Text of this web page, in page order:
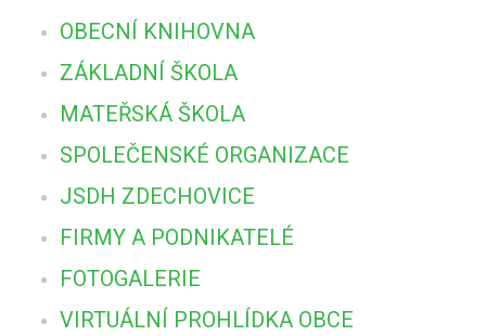
OBECNÍ KNIHOVNA
ZÁKLADNÍ ŠKOLA
MATEŘSKÁ ŠKOLA
SPOLEČENSKÉ ORGANIZACE
JSDH ZDECHOVICE
FIRMY A PODNIKATELÉ
FOTOGALERIE
VIRTUÁLNÍ PROHLÍDKA OBCE